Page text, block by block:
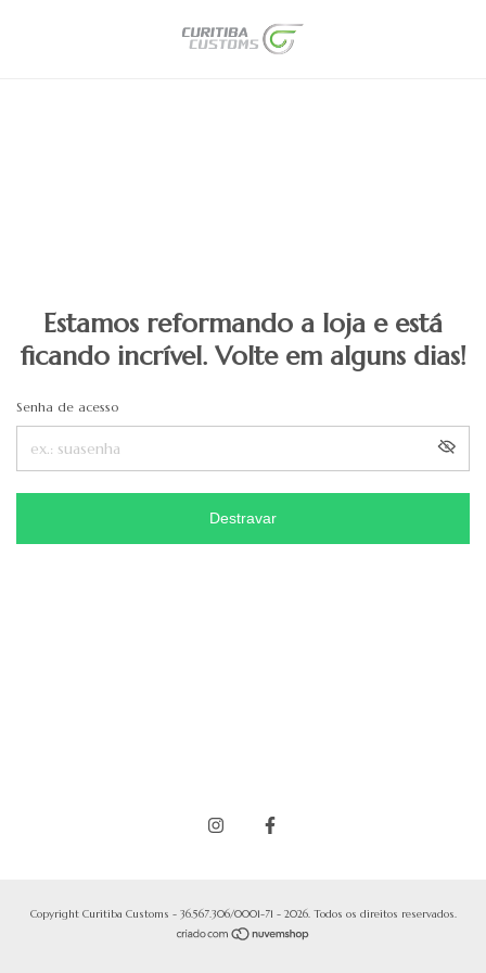
Estamos reformando a loja e está
ficando incrível. Volte em alguns dias!
Senha de acesso
Destravar
Copyright Curitiba Customs - 36.567.306/0001-71 - 2026. Todos os direitos reservados.